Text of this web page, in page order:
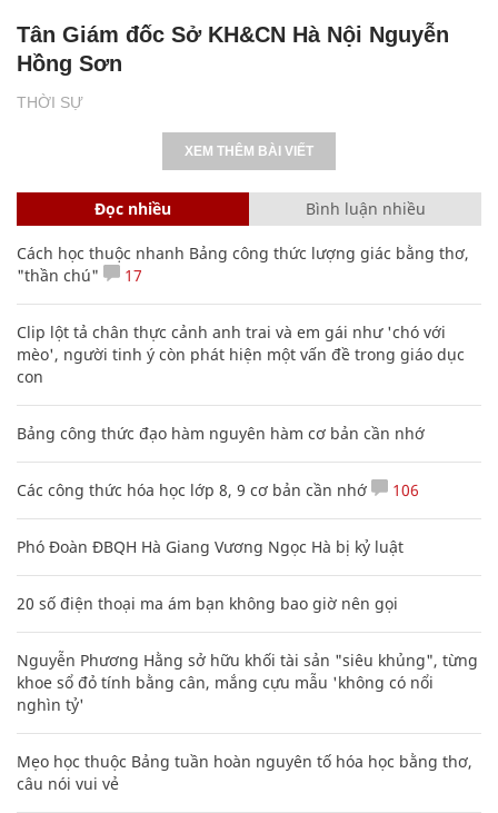
THỜI SỰ
Tân Giám đốc Sở KH&CN Hà Nội Nguyễn
Hồng Sơn
XEM THÊM BÀI VIẾT
Đọc nhiều Bình luận nhiều
Cách học thuộc nhanh Bảng công thức lượng giác bằng thơ,
"thần chú"
17
Clip lột tả chân thực cảnh anh trai và em gái như 'chó với
mèo', người tinh ý còn phát hiện một vấn đề trong giáo dục
con
Bảng công thức đạo hàm nguyên hàm cơ bản cần nhớ
Các công thức hóa học lớp 8, 9 cơ bản cần nhớ 106
Phó Đoàn ĐBQH Hà Giang Vương Ngọc Hà bị kỷ luật
20 số điện thoại ma ám bạn không bao giờ nên gọi
Nguyễn Phương Hằng sở hữu khối tài sản "siêu khủng", từng
khoe sổ đỏ tính bằng cân, mắng cựu mẫu 'không có nổi
nghìn tỷ'
Mẹo học thuộc Bảng tuần hoàn nguyên tố hóa học bằng thơ,
câu nói vui vẻ